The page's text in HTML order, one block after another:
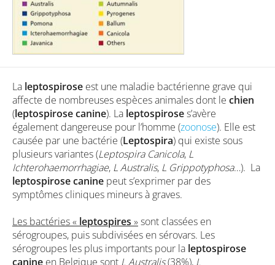
La leptospirose est une maladie bactérienne grave qui
affecte de nombreuses espèces animales dont le chien
(leptospirose canine). La leptospiroses’avère
également dangereuse pour l’homme (zoonose). Elle est
causée par une bactérie (Leptospira) qui existe sous
plusieurs variantes (Leptospira Canicola, L
Ichterohaemorrhagiae, L Australis, L Grippotyphosa…). La
leptospirose canine peut s’exprimer par des
symptômes cliniques mineurs à graves.
Les bactéries « leptospires »sont classées en
sérogroupes, puis subdivisées en sérovars. Les
sérogroupes les plus importants pour la leptospirose
canine en Belgique sont L Australis(38%), L